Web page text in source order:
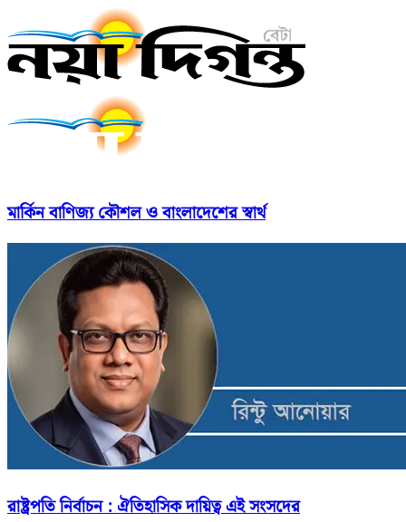
মার্কিন বাণিজ্য কৌশল ও বাংলাদেশের স্বার্থ
রাষ্ট্রপতি নির্বাচন : ঐতিহাসিক দায়িত্ব এই সংসদের